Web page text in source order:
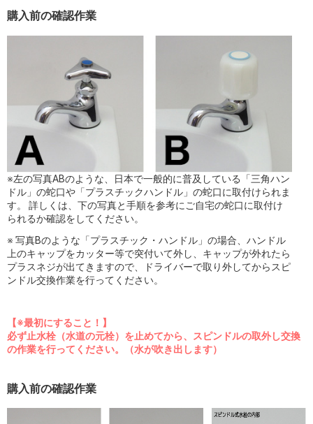
購入前の確認作業
※左の写真ABのような、日本で一般的に普及している「三角ハン
ドル」の蛇口や「プラスチックハンドル」の蛇口に取付けられま
す。 詳しくは、下の写真と手順を参考にご自宅の蛇口に取付け
られるか確認をしてください。
※ 写真Bのような「プラスチック・ハンドル」の場合、ハンドル
上のキャップをカッター等で突付いて外し、キャップが外れたら
プラスネジが出てきますので、ドライバーで取り外してからスピ
ンドル交換作業を行ってください。
【※最初にすること！】
必ず止水栓（水道の元栓）を止めてから、スピンドルの取外し交換
の作業を行ってください。（水が吹き出します）
購入前の確認作業